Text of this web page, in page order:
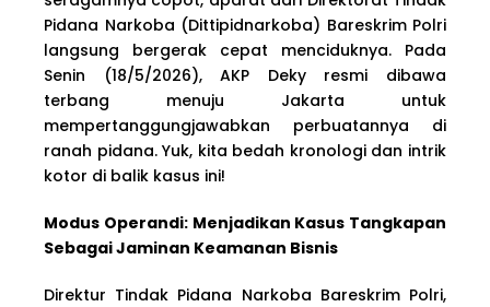
Pidana Narkoba (Dittipidnarkoba) Bareskrim Polri
langsung bergerak cepat menciduknya. Pada
Senin (18/5/2026), AKP Deky resmi dibawa
terbang menuju Jakarta untuk
mempertanggungjawabkan perbuatannya di
ranah pidana. Yuk, kita bedah kronologi dan intrik
kotor di balik kasus ini!
Modus Operandi: Menjadikan Kasus Tangkapan
Sebagai Jaminan Keamanan Bisnis
Direktur Tindak Pidana Narkoba Bareskrim Polri,